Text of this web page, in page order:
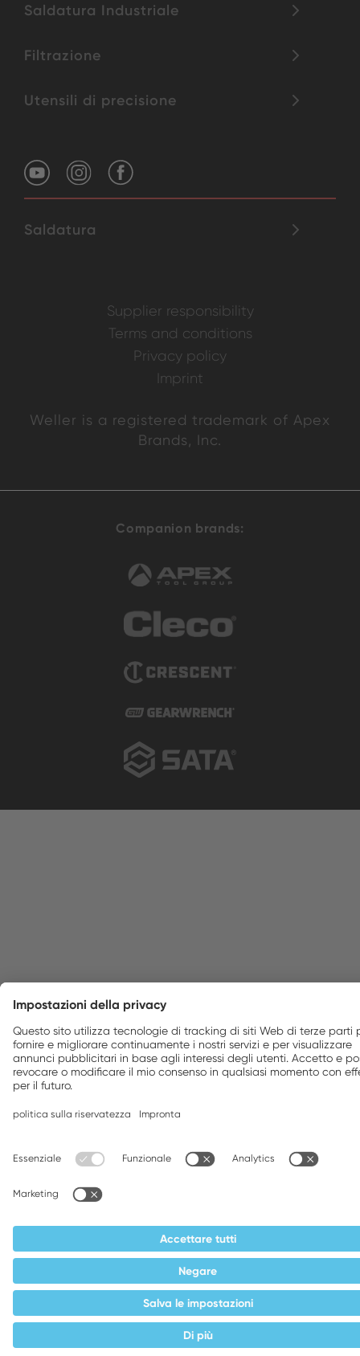
Saldatura Industriale
Filtrazione
Utensili di precisione
Saldatura
Supplier responsibility
Terms and conditions
Privacy policy
Imprint
Weller is a registered trademark of Apex
Brands, Inc.
Companion brands: